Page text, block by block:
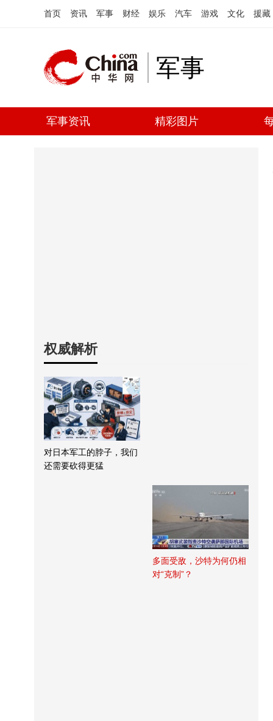
首页 资讯 军事 财经 娱乐 汽车 游戏 文化 援藏
军事
军事资讯 精彩图片
权威解析
对日本军工的脖子，我们
还需要砍得更猛
多面受敌，沙特为何仍相
对“克制”？